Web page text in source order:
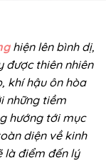
hiện lên bình dị,
được thiên nhiên
khí hậu ôn hòa
những tiềm
hướng tới mục
diện về kinh
là điểm đến lý